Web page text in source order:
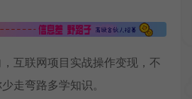
互联网项目实战操作变现，不
走弯路多学知识。